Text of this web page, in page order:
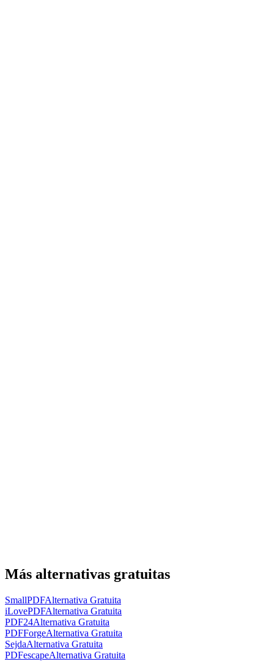
Más alternativas gratuitas
SmallPDFAlternativa Gratuita
iLovePDFAlternativa Gratuita
PDF24Alternativa Gratuita
PDFForgeAlternativa Gratuita
SejdaAlternativa Gratuita
PDFescapeAlternativa Gratuita